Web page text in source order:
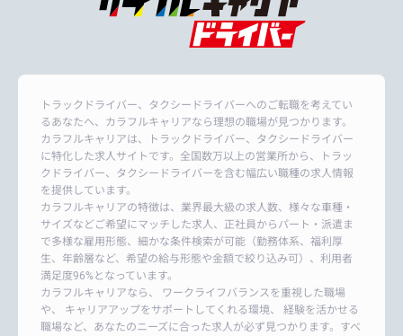
トラックドライバー、タクシードライバーへのご転職を考えてい
るあなたへ、カラフルキャリアなら理想の職場が見つかります。
カラフルキャリアは、トラックドライバー、タクシードライバー
に特化した求人サイトです。全国数万以上の営業所から、トラッ
クドライバー、タクシードライバーを含む幅広い職種の求人情報
を提供しています。
カラフルキャリアの特徴は、業界最大級の求人数、様々な車種・
サイズなどご希望にマッチした求人、正社員からパート・派遣ま
で多様な雇用形態、細かな条件検索が可能（勤務体系、福利厚
生、年齢層など、希望の給与形態や金額で絞り込み可）、利用者
満足度96%となっています。
カラフルキャリアなら、 ワークライフバランスを重視した職場
や、 キャリアアップをサポートしてくれる環境、 経験を活かせる
職場など、あなたのニーズに合った求人が必ず見つかります。すべ